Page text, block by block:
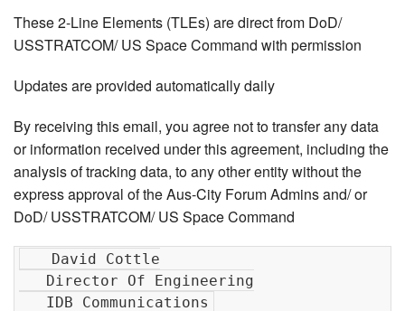
These 2-Line Elements (TLEs) are direct from DoD/
USSTRATCOM/ US Space Command with permission
Updates are provided automatically daily
By receiving this email, you agree not to transfer any data
or information received under this agreement, including the
analysis of tracking data, to any other entity without the
express approval of the Aus-City Forum Admins and/ or
DoD/ USSTRATCOM/ US Space Command